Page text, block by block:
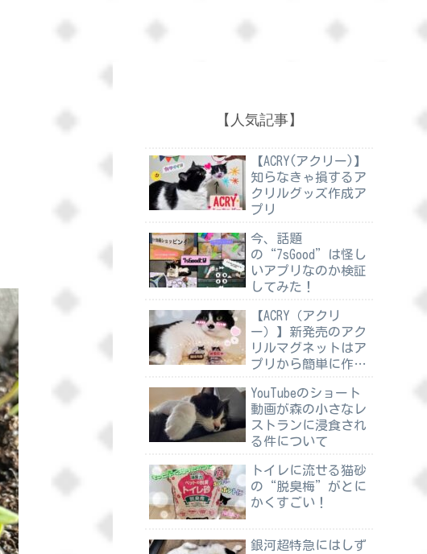
【人気記事】
【ACRY(アクリー)】
知らなきゃ損するア
クリルグッズ作成ア
プリ
今、話題
の“7sGood”は怪し
いアプリなのか検証
してみた！
【ACRY（アクリ
ー）】新発売のアク
リルマグネットはア
プリから簡単に作れ
YouTubeのショート
動画が森の小さなレ
ストランに浸食され
る件について
トイレに流せる猫砂
の“脱臭梅”がとに
かくすごい！
銀河超特急にはしず